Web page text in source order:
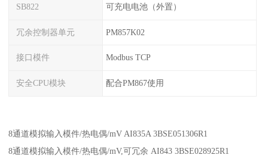
SB822 可充电电池（外置）
冗余控制器单元 PM857K02
接口模件 Modbus TCP
安全CPU模块 配合PM867使用
8通道模拟输入模件/热电偶/mV AI835A 3BSE051306R1
8通道模拟输入模件/热电偶/mV,可冗余 AI843 3BSE028925R1